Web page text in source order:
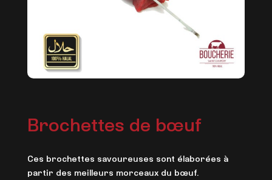
Brochettes de bœuf
Ces brochettes savoureuses sont élaborées à
partir des meilleurs morceaux du bœuf.